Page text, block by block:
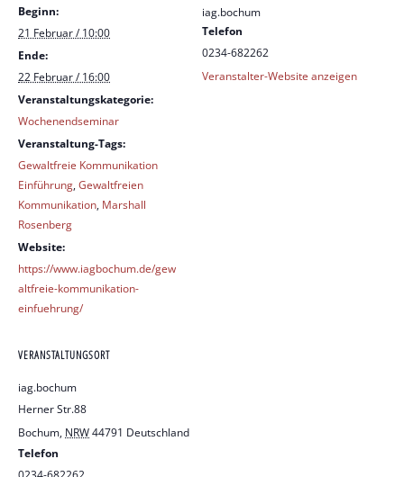
Beginn:
21 Februar / 10:00
Ende:
22 Februar / 16:00
Veranstaltungskategorie:
Wochenendseminar
Veranstaltung-Tags:
Gewaltfreie Kommunikation
Einführung,Gewaltfreien
Kommunikation, Marshall
Rosenberg
Website:
https://www.iagbochum.de/gew
altfreie-kommunikation-
einfuehrung/
VERANSTALTUNGSORT
iag.bochum
Herner Str.88
Bochum, NRW44791 Deutschland
Telefon
iag.bochum
Telefon
0234-682262
Veranstalter-Website anzeigen